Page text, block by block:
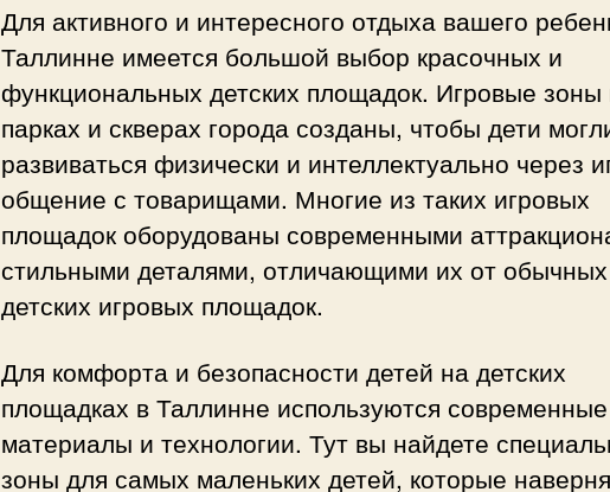
Для активного и интересного отдыха вашего
Таллинне имеется большой выбор красочных и
функциональных детских площадок. Игровые зоны
парках и скверах города созданы, чтобы дети
развиваться физически и интеллектуально через
общение с товарищами. Многие из таких игровых
площадок оборудованы современными
стильными деталями, отличающими их от обычных
детских игровых площадок.
Для комфорта и безопасности детей на детских
площадках в Таллинне используются современные
материалы и технологии. Тут вы найдете
зоны для самых маленьких детей, которые